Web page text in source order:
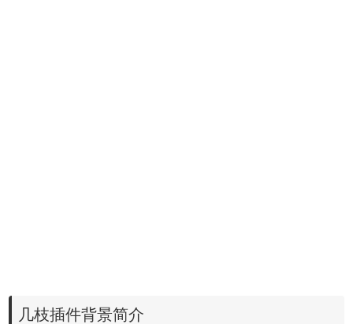
几枝插件背景简介